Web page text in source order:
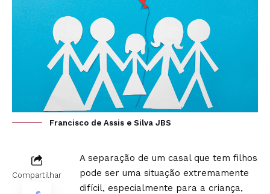
Francisco de Assis e Silva JBS
Compartilhar
A separação de um casal que tem filhos
pode ser uma situação extremamente
difícil, especialmente para a criança,